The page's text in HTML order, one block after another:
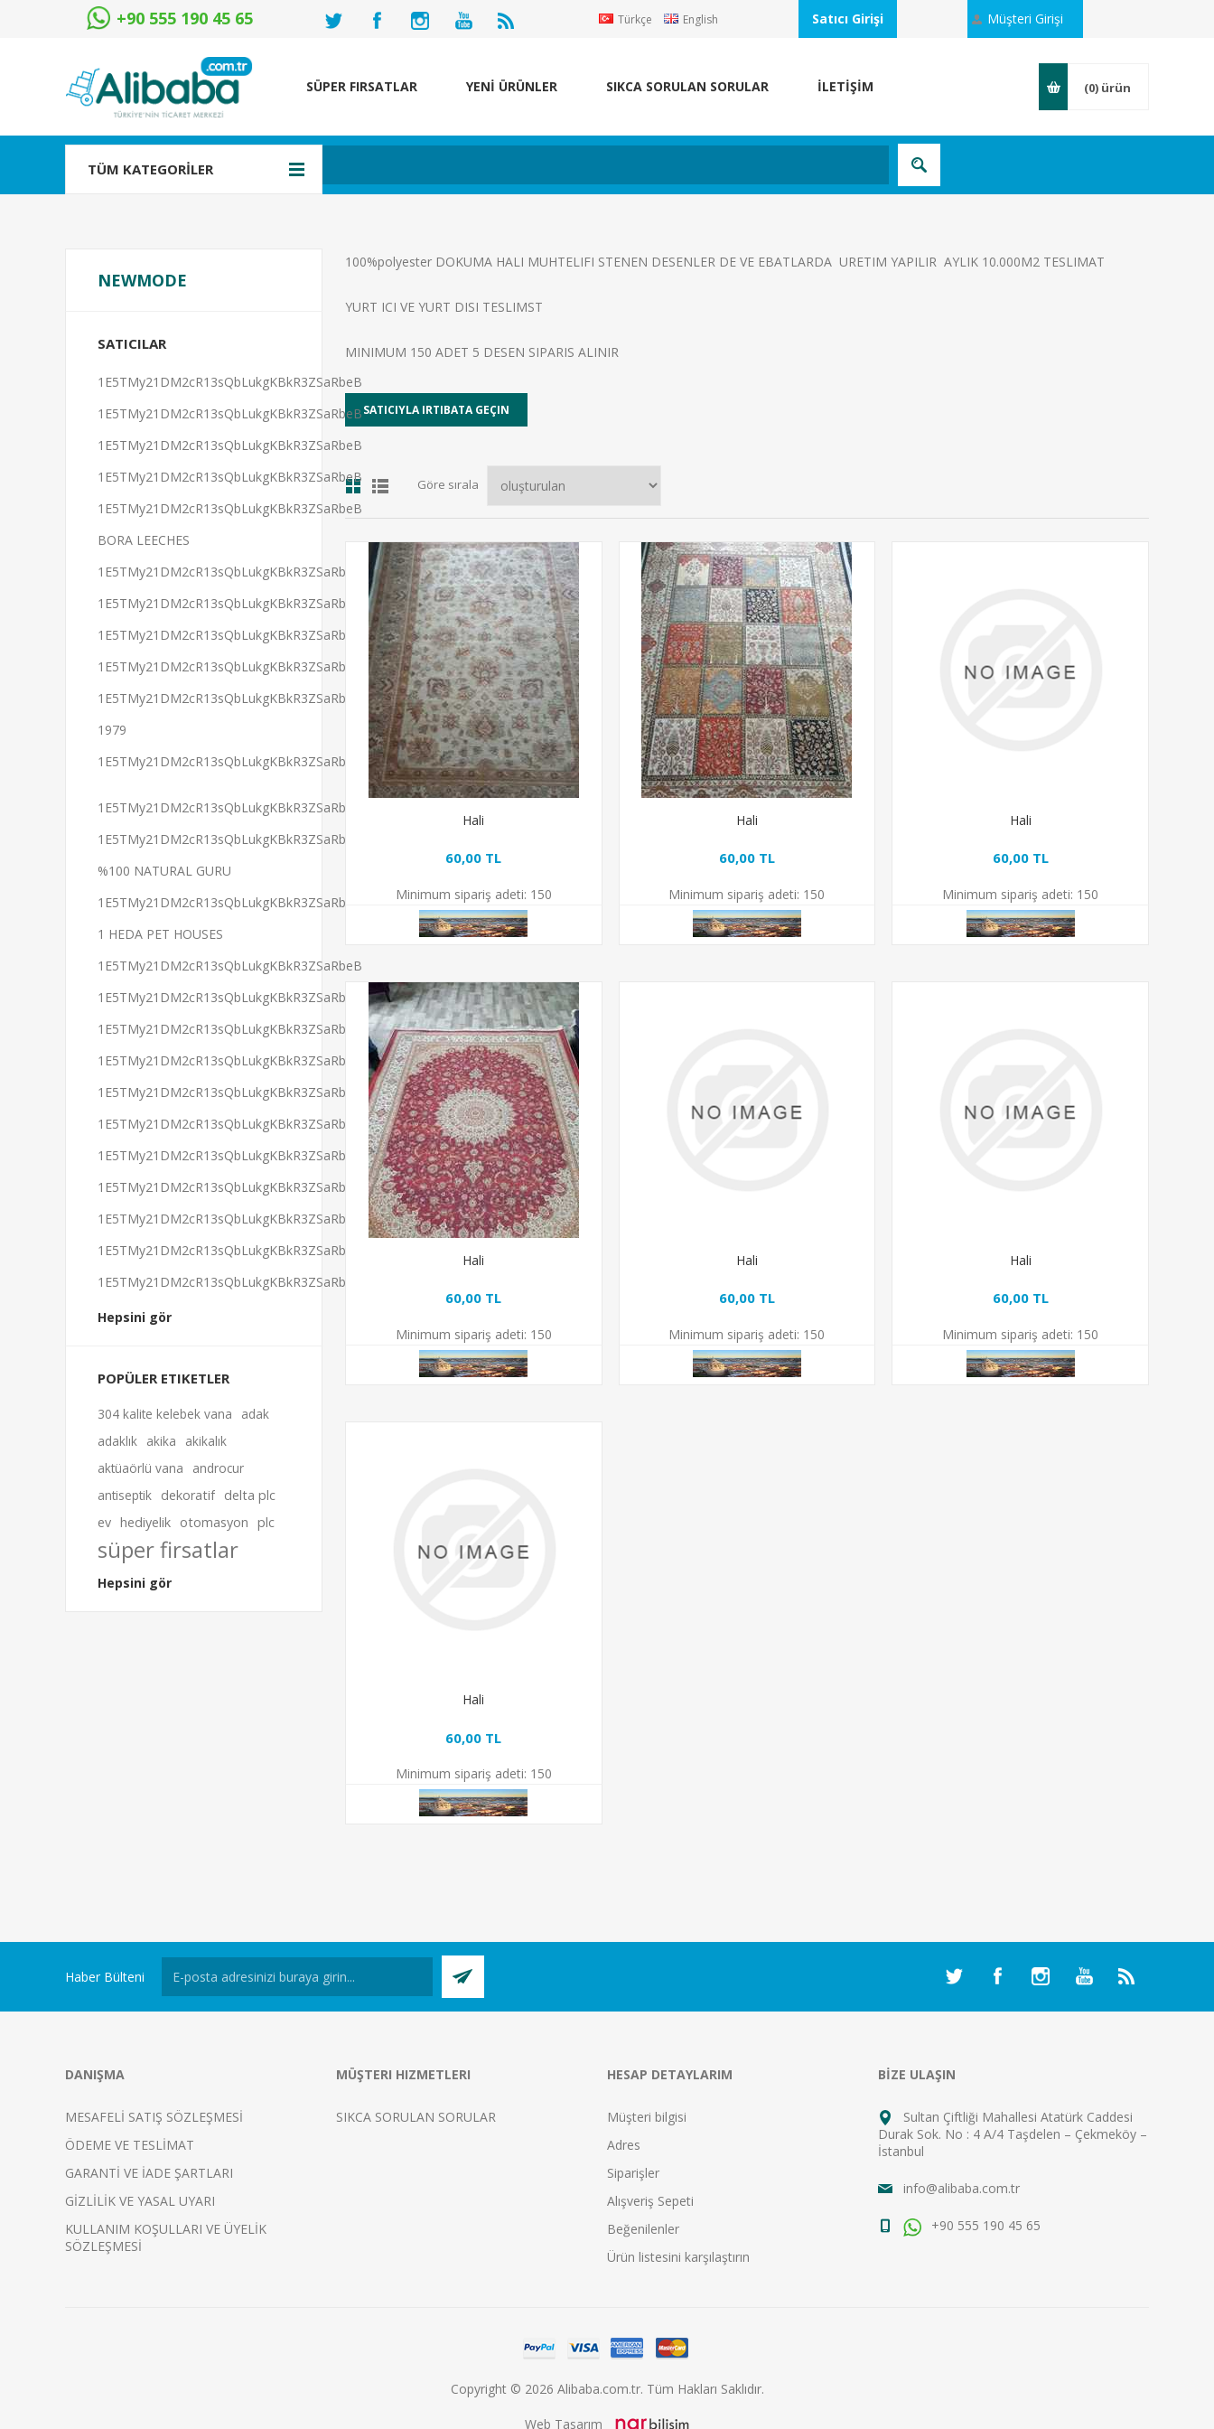
+90 555 190 45 65 Türkçe English Satıcı Girişi Müşteri Girişi
SÜPER FIRSATLAR YENİ ÜRÜNLER SIKCA SORULAN SORULAR İLETİŞİM (0) ürün
TÜM KATEGORİLER
100%polyester DOKUMA HALI MUHTELIFI STENEN DESENLER DE VE EBATLARDA URETIM YAPILIR AYLIK 10.000M2 TESLIMAT
YURT ICI VE YURT DISI TESLIMST
MINIMUM 150 ADET 5 DESEN SIPARIS ALINIR
Göre sırala
Hali
60,00 TL
Minimum sipariş adeti: 150
Hali
60,00 TL
Minimum sipariş adeti: 150
Hali
60,00 TL
Minimum sipariş adeti: 150
Hali
60,00 TL
Minimum sipariş adeti: 150
Hali
60,00 TL
Minimum sipariş adeti: 150
Hali
60,00 TL
Minimum sipariş adeti: 150
Hali
60,00 TL
Minimum sipariş adeti: 150
NEWMODE
SATICILAR
1E5TMy21DM2cR13sQbLukgKBkR3ZSaRbeB
1E5TMy21DM2cR13sQbLukgKBkR3ZSaRbeB
1E5TMy21DM2cR13sQbLukgKBkR3ZSaRbeB
1E5TMy21DM2cR13sQbLukgKBkR3ZSaRbeB
1E5TMy21DM2cR13sQbLukgKBkR3ZSaRbeB
BORA LEECHES
1E5TMy21DM2cR13sQbLukgKBkR3ZSaRbeB
1E5TMy21DM2cR13sQbLukgKBkR3ZSaRbeB
1E5TMy21DM2cR13sQbLukgKBkR3ZSaRbeB
1E5TMy21DM2cR13sQbLukgKBkR3ZSaRbeB
1E5TMy21DM2cR13sQbLukgKBkR3ZSaRbeB
1979
1E5TMy21DM2cR13sQbLukgKBkR3ZSaRbeB
1E5TMy21DM2cR13sQbLukgKBkR3ZSaRbeB
1E5TMy21DM2cR13sQbLukgKBkR3ZSaRbeB
%100 NATURAL GURU
1E5TMy21DM2cR13sQbLukgKBkR3ZSaRbeB
1 HEDA PET HOUSES
1E5TMy21DM2cR13sQbLukgKBkR3ZSaRbeB
1E5TMy21DM2cR13sQbLukgKBkR3ZSaRbeB
1E5TMy21DM2cR13sQbLukgKBkR3ZSaRbeB
1E5TMy21DM2cR13sQbLukgKBkR3ZSaRbeB
1E5TMy21DM2cR13sQbLukgKBkR3ZSaRbeB
1E5TMy21DM2cR13sQbLukgKBkR3ZSaRbeB
1E5TMy21DM2cR13sQbLukgKBkR3ZSaRbeB
1E5TMy21DM2cR13sQbLukgKBkR3ZSaRbeB
1E5TMy21DM2cR13sQbLukgKBkR3ZSaRbeB
1E5TMy21DM2cR13sQbLukgKBkR3ZSaRbeB
1E5TMy21DM2cR13sQbLukgKBkR3ZSaRbeB
Hepsini gör
POPÜLER ETIKETLER
304 kalite kelebek vana
adak
adaklık akika
akikalık
aktüaörlü vana
androcur
antiseptik dekoratif delta plc
ev hediyelik otomasyon plc
süper firsatlar
Hepsini gör
Haber Bülteni
DANIŞMA
MESAFELİ SATIŞ SÖZLEŞMESİ
ÖDEME VE TESLİMAT
GARANTİ VE İADE ŞARTLARI
GİZLİLİK VE YASAL UYARI
KULLANIM KOŞULLARI VE ÜYELİK
SÖZLEŞMESİ
MÜŞTERI HIZMETLERI
SIKCA SORULAN SORULAR
HESAP DETAYLARIM
Müşteri bilgisi
Adres
Siparişler
Alışveriş Sepeti
Beğenilenler
Ürün listesini karşılaştırın
BİZE ULAŞIN
Sultan Çiftliği Mahallesi Atatürk Caddesi
Durak Sok. No : 4 A/4 Taşdelen – Çekmeköy –
İstanbul
info@alibaba.com.tr
+90 555 190 45 65
Copyright © 2026 Alibaba.com.tr. Tüm Hakları Saklıdır.
Web Tasarım